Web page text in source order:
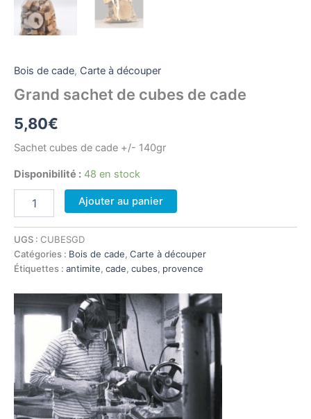
Bois de cade, Carte à découper
Grand sachet de cubes de cade
5,80€
Sachet cubes de cade +/- 140gr
Disponibilité : 48 en stock
sachet
de
cubes
cade
Ajouter au panier
UGS : CUBESGD
Catégories : Bois de cade, Carte à découper
Étiquettes : antimite, cade, cubes, provence